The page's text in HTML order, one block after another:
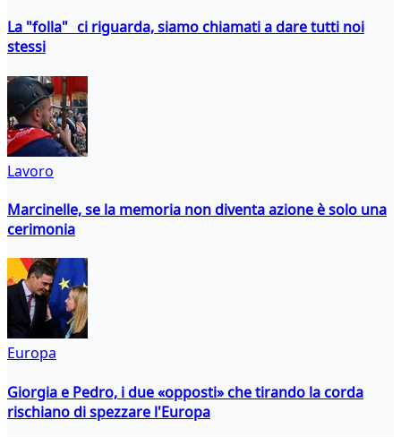
La "folla" ci riguarda, siamo chiamati a dare tutti noi
stessi
Lavoro
Marcinelle, se la memoria non diventa azione è solo una
cerimonia
Europa
Giorgia e Pedro, i due «opposti» che tirando la corda
rischiano di spezzare l'Europa